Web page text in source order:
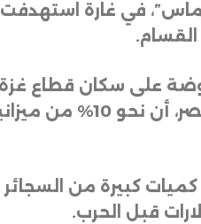
في غارة
.
على سكان قطاع غزة،
من الدول الداعمة. كما كشف مسؤول بارز
كبيرة من
.